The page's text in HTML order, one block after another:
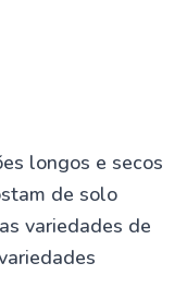
longos e secos
de solo
variedades de